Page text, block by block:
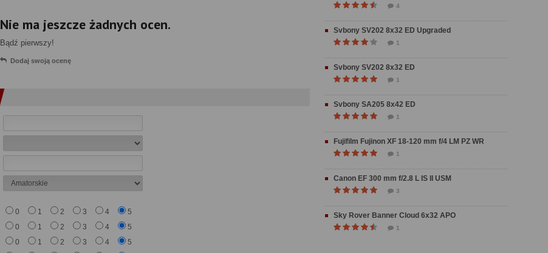
Nie ma jeszcze żadnych ocen.
Bądź pierwszy!
Dodaj swoją ocenę
0 1 2 3 4 5
0 1 2 3 4 5
0 1 2 3 4 5
4
Svbony SV202 8x32 ED Upgraded
1
Svbony SV202 8x32 ED
1
Svbony SA205 8x42 ED
1
Fujifilm Fujinon XF 18-120 mm f/4 LM PZ WR
1
Canon EF 300 mm f/2.8 L IS II USM
3
Sky Rover Banner Cloud 6x32 APO
1